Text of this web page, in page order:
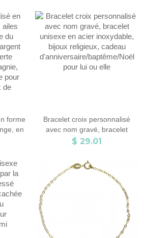
patte, bijoux commémoratifs
pour animaux de compagnie en
argent sterling 925, cadeau de
perte d'animal de compagnie,
cadeau pour les
amoureux/propr
forme
en
bijoux
Bracelet croix personnalisé
avec nom gravé, bracelet
unisexe en acier inoxydable,
d'anniversaire/baptême/Noël
pour lui ou elle
$ 29.01